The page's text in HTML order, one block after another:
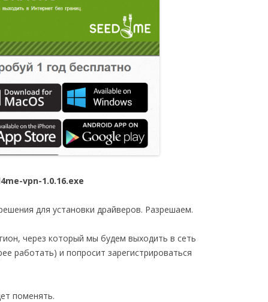
vpn-1.0.16.exe
для установки драйверов. Разрешаем.
через который мы будем выходить в сеть
работать) и попросит зарегистрироваться
поменять.